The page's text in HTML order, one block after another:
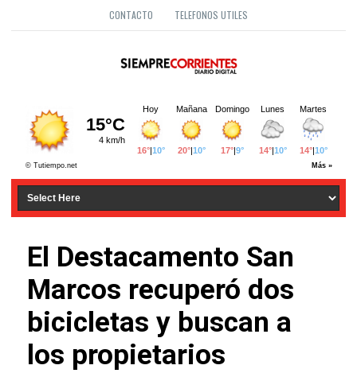
CONTACTO TELEFONOS UTILES
El Destacamento San
Marcos recuperó dos
bicicletas y buscan a
los propietarios